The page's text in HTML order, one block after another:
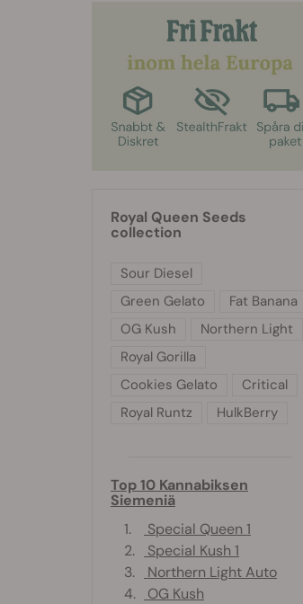
Royal Queen Seeds
collection
Sour Diesel
Green Gelato
Fat Banana
OG Kush
Northern Light
Royal Gorilla
Cookies Gelato
Critical
Royal Runtz
HulkBerry
Top 10 Kannabiksen
Siemeniä
1.
Special Queen 1
2.
Special Kush 1
3.
Northern Light Auto
4.
OG Kush